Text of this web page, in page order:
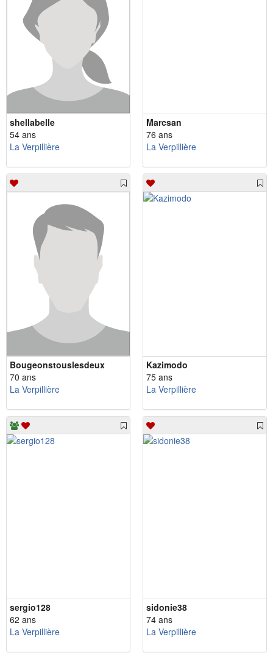
shellabelle
54 ans
La Verpillière
Marcsan
76 ans
La Verpillière
Bougeonstouslesdeux
70 ans
La Verpillière
Kazimodo
75 ans
La Verpillière
sergio128
62 ans
La Verpillière
sidonie38
74 ans
La Verpillière